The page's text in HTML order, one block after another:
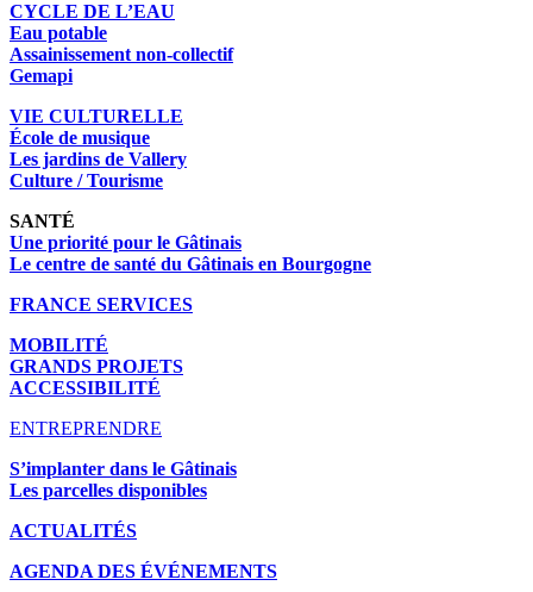
CYCLE DE L’EAU
Eau potable
Assainissement non-collectif
Gemapi
VIE CULTURELLE
École de musique
Les jardins de Vallery
Culture / Tourisme
SANTÉ
Une priorité pour le Gâtinais
Le centre de santé du Gâtinais en Bourgogne
FRANCE SERVICES
MOBILITÉ
GRANDS PROJETS
ACCESSIBILITÉ
ENTREPRENDRE
S’implanter dans le Gâtinais
Les parcelles disponibles
ACTUALITÉS
AGENDA DES ÉVÉNEMENTS